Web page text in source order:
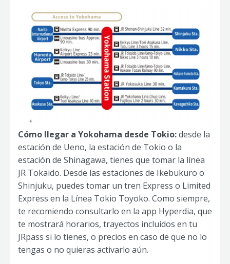
Cómo llegar a Yokohama desde Tokio:desde la
estación de Ueno, la estación de Tokio o la
estación de Shinagawa, tienes que tomar la línea
JR Tokaido. Desde las estaciones de Ikebukuro o
Shinjuku, puedes tomar un tren Express o Limited
Express en la Línea Tokio Toyoko. Como siempre,
te recomiendo consultarlo en la app Hyperdia, que
te mostrará horarios, trayectos incluidos en tu
JRpass si lo tienes, o precios en caso de que no lo
tengas o no quieras activarlo aún.